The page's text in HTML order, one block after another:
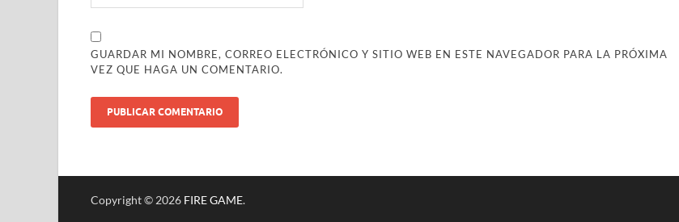
GUARDAR MI NOMBRE, CORREO ELECTRÓNICO Y SITIO WEB EN ESTE NAVEGADOR PARA LA PRÓXIMA
VEZ QUE HAGA UN COMENTARIO.
Copyright © 2026 FIRE GAME.